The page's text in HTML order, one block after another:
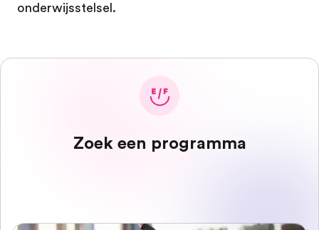
onderwijsstelsel.
Zoek een programma